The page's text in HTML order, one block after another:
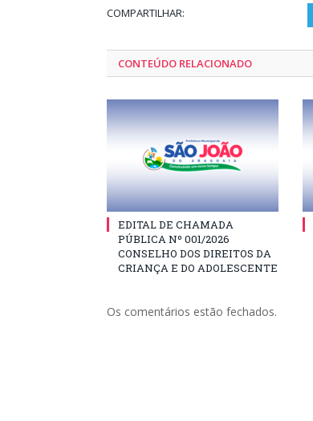
COMPARTILHAR:
CONTEÚDO RELACIONADO
EDITAL DE CHAMADA
PÚBLICA Nº 001/2026
CONSELHO DOS DIREITOS DA
CRIANÇA E DO ADOLESCENTE
Os comentários estão fechados.